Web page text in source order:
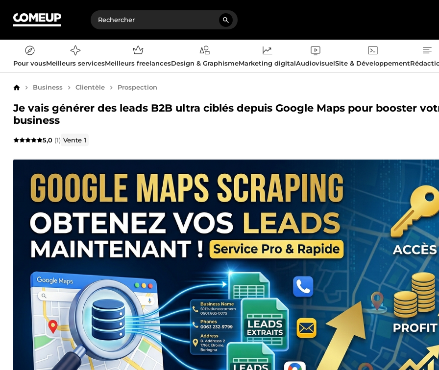
Pour vousMeilleurs servicesMeilleurs freelancesDesign & GraphismeMarketing digitalAudiovisuelSite & Développement
AccueilBusiness Clientèle Prospection
Je vais générer des leads B2B ultra ciblés depuis Google Maps pour booster
business
5,0 (1) Vente1